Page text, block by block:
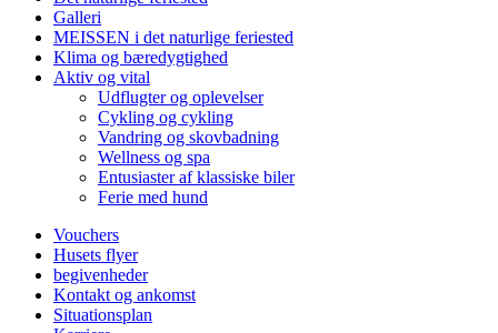
Galleri
MEISSEN i det naturlige feriested
Klima og bæredygtighed
Aktiv og vital
Udflugter og oplevelser
Cykling og cykling
Vandring og skovbadning
Wellness og spa
Entusiaster af klassiske biler
Ferie med hund
Vouchers
Husets flyer
begivenheder
Kontakt og ankomst
Situationsplan